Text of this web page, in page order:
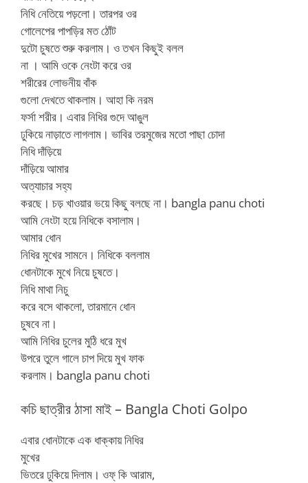
নিধি নেতিয়ে পড়লো। তারপর ওর
গোলেপের পাপড়ির মত ঠোঁট
দুটো চুষতে শুরু করলাম। ও তখন কিছুই বলল
না । আমি ওকে নেংটা করে ওর
শরীরের লোভনীয় বাঁক
গুলো দেখতে থাকলাম। আহা কি নরম
ফর্সা শরীর। এবার নিধির গুদে আঙুল
ঢুকিয়ে নাড়াতে লাগলাম। ভাবির তরমুজের মতো পাছা চোদা
নিধি দাঁড়িয়ে
দাঁড়িয়ে আমার
অত্যাচার সহ্য
করছে। চড় খাওয়ার ভয়ে কিছু বলছে না। bangla panu choti
আমি নেংটা হয়ে নিধিকে বসালাম।
আমার ধোন
নিধির মুখের সামনে। নিধিকে বললাম
ধোনটাকে মুখে নিয়ে চুষতে।
নিধি মাথা নিচু
করে বসে থাকলো, তারমানে ধোন
চুষবে না।
আমি নিধির চুলের মুঠি ধরে মুখ
উপরে তুলে গালে চাপ দিয়ে মুখ ফাক
করলাম। bangla panu choti
কচি ছাত্রীর ঠাসা মাই – Bangla Choti Golpo
এবার ধোনটাকে এক ধাক্কায় নিধির
মুখের
ভিতরে ঢুকিয়ে দিলাম। ওফ্ কি আরাম,